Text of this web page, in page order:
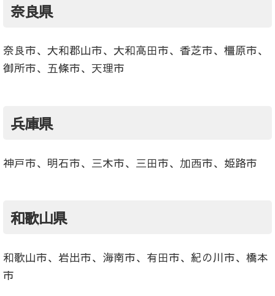
奈良県
奈良市、大和郡山市、大和高田市、香芝市、橿原市、
御所市、五條市、天理市
兵庫県
神戸市、明石市、三木市、三田市、加西市、姫路市
和歌山県
和歌山市、岩出市、海南市、有田市、紀の川市、橋本
市